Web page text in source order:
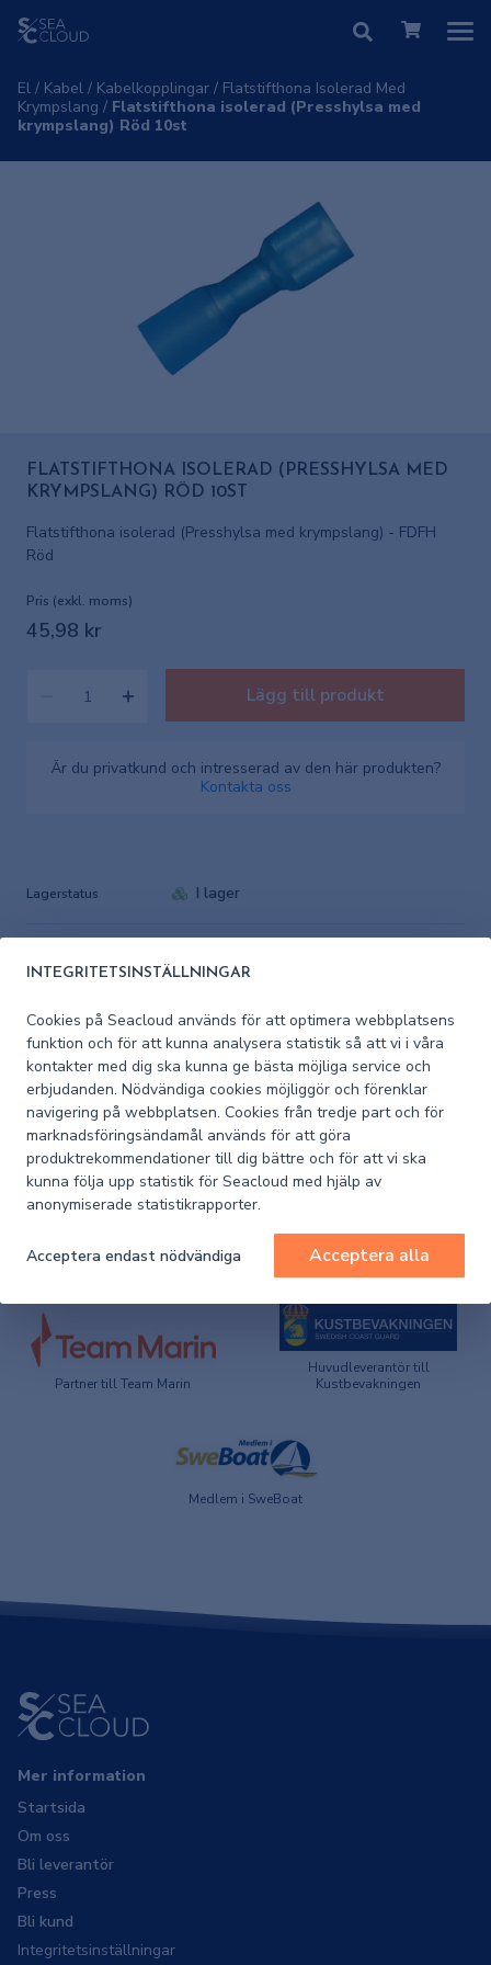
INTEGRITETSINSTÄLLNINGAR
Cookies på Seacloud används för att optimera webbplatsens
funktion och för att kunna analysera statistik så att vi i våra
kontakter med dig ska kunna ge bästa möjliga service och
erbjudanden. Nödvändiga cookies möjliggör och förenklar
navigering på webbplatsen. Cookies från tredje part och för
marknadsföringsändamål används för att göra
produktrekommendationer till dig bättre och för att vi ska
kunna följa upp statistik för Seacloud med hjälp av
anonymiserade statistikrapporter.
Acceptera endast nödvändiga Acceptera alla
El / Kabel / Kabelkopplingar / Flatstifthona Isolerad Med
Krympslang / Flatstifthona isolerad (Presshylsa med
krympslang) Röd 10st
FLATSTIFTHONA ISOLERAD (PRESSHYLSA MED
KRYMPSLANG) RÖD 10ST
Flatstifthona isolerad (Presshylsa med krympslang) - FDFH
Röd
Pris (exkl. moms)
45,98 kr
Lägg till produkt
Är du privatkund och intresserad av den här produkten?
Kontakta oss
Lagerstatus I lager
leverantör
Artikelnummer
Seacloud
1015-803883-10
PRODUKTSPECIFIKATION
Partner till Team Marin
Huvudleverantör till
Kustbevakningen
Medlem i SweBoat
Mer information
Startsida
Om oss
Bli leverantör
Press
Bli kund
Integritetsinställningar